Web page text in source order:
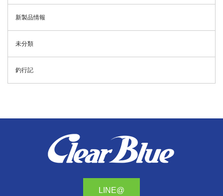
新製品情報
未分類
釣行記
LINE@